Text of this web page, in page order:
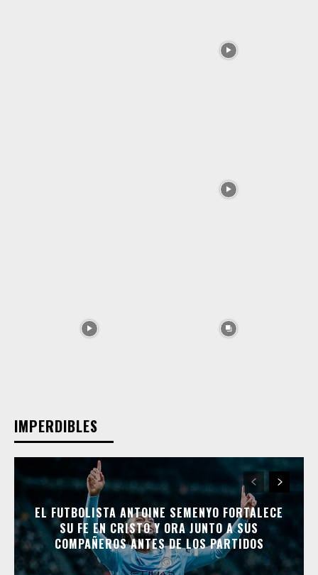
IMPERDIBLES
EL FUTBOLISTA ANTOINE SEMENYO FORTALECE
SU FE EN CRISTO Y ORA JUNTO A SUS
COMPAÑEROS ANTES DE LOS PARTIDOS